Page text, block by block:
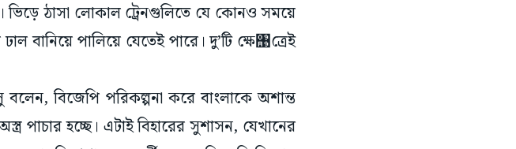
ভিড়ে ঠাসা লোকাল ট্রেনগুলিতে যে কোনও সময়ে
বানিয়ে পালিয়ে যেতেই পারে। দু’টি ক্ষে঩ত্রেই
বলেন, বিজেপি পরিকল্পনা করে বাংলাকে অশান্ত
পাচার হচ্ছে। এটাই বিহারের সুশাসন, যেখানের